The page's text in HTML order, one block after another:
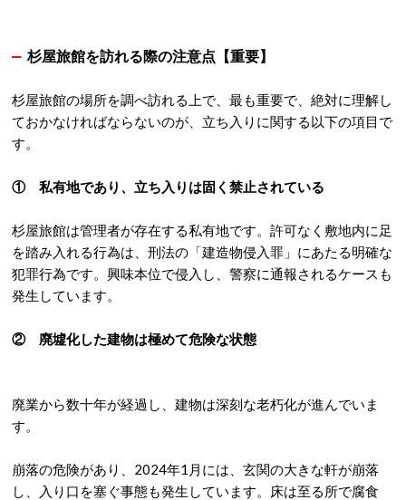
杉屋旅館を訪れる際の注意点【重要】
杉屋旅館の場所を調べ訪れる上で、最も重要で、絶対に理解し
ておかなければならないのが、立ち入りに関する以下の項目で
す。
① 私有地であり、立ち入りは固く禁止されている
杉屋旅館は管理者が存在する私有地です。許可なく敷地内に足
を踏み入れる行為は、 刑法の「建造物侵入罪」にあたる明確な
犯罪行為です。興味本位で侵入し、警察に通報されるケースも
発生しています。
② 廃墟化した建物は極めて危険な状態
廃業から数十年が経過し、建物は深刻な老朽化が進んでいま
す。
崩落の危険があり、 2024年1月には、玄関の大きな軒が崩落
し、入り口を塞ぐ事態も発生しています。床は至る所で腐食